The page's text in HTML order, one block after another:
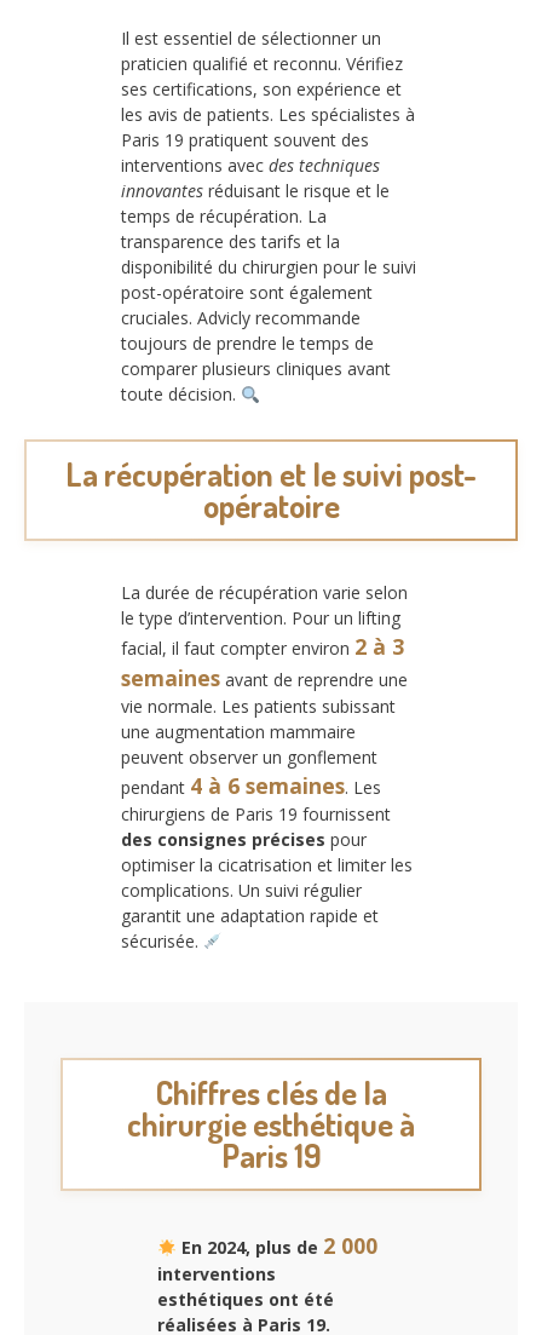
Il est essentiel de sélectionner un
praticien qualifié et reconnu. Vérifiez
ses certifications, son expérience et
les avis de patients. Les spécialistes à
Paris 19 pratiquent souvent des
interventions avec des techniques
innovantes réduisant le risque et le
temps de récupération. La
transparence des tarifs et la
disponibilité du chirurgien pour le suivi
post-opératoire sont également
cruciales. Advicly recommande
toujours de prendre le temps de
comparer plusieurs cliniques avant
toute décision.
La récupération et le suivi post-
opératoire
La durée de récupération varie selon
le type d’intervention. Pour un lifting
facial, il faut compter environ 2 à 3
semaines avant de reprendre une
vie normale. Les patients subissant
une augmentation mammaire
peuvent observer un gonflement
pendant 4 à 6 semaines. Les
chirurgiens de Paris 19 fournissent
des consignes précises pour
optimiser la cicatrisation et limiter les
complications. Un suivi régulier
garantit une adaptation rapide et
sécurisée.
Chiffres clés de la
chirurgie esthétique à
Paris 19
En 2024, plus de 2 000
interventions
esthétiques ont été
réalisées à Paris 19.